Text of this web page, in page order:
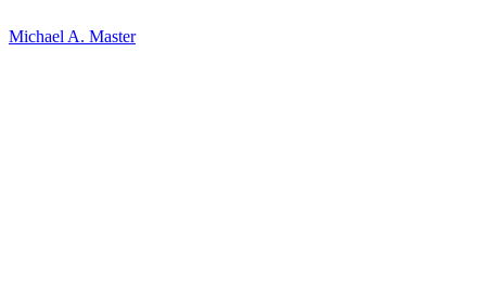
Michael A. Master